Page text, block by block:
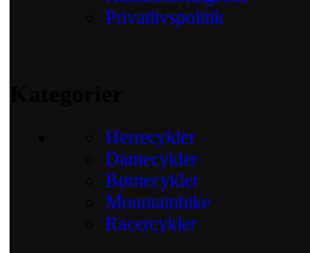
Privatlivspolitik
Herrecykler
Damecykler
Børnecykler
Mountainbike
Racercykler